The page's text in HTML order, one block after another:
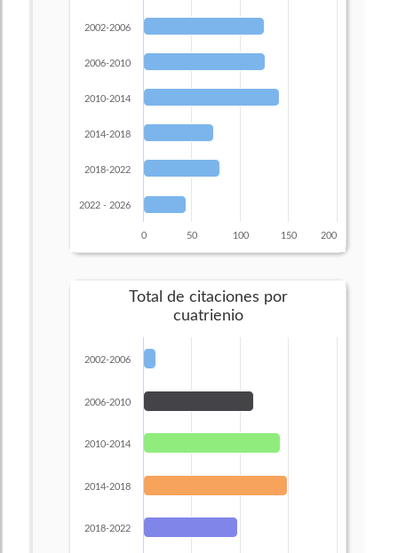
2002-2006
2006-2010
2010-2014
2014-2018
2018-2022
2022 - 2026
0 50 100 150 200
Total de citaciones por
cuatrienio
2002-2006
2006-2010
2010-2014
2014-2018
2018-2022